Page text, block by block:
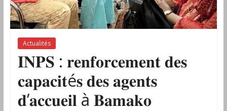
Actualités
𝐈𝐍𝐏𝐒 : 𝐫𝐞𝐧𝐟𝐨𝐫𝐜𝐞𝐦𝐞𝐧𝐭 𝐝𝐞𝐬
𝐜𝐚𝐩𝐚𝐜𝐢𝐭é𝐬 𝐝𝐞𝐬 𝐚𝐠𝐞𝐧𝐭𝐬
𝐝’𝐚𝐜𝐜𝐮𝐞𝐢𝐥 à 𝐁𝐚𝐦𝐚𝐤𝐨